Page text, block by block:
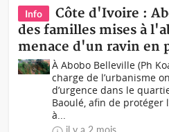
Info
Côte d'Ivoire :
des familles mises à
menace d'un ravin en
À Abobo Belleville (Ph
charge de l’urbanisme
d’urgence dans le
Baoulé, afin de protéger
à...
il y a 2 mois